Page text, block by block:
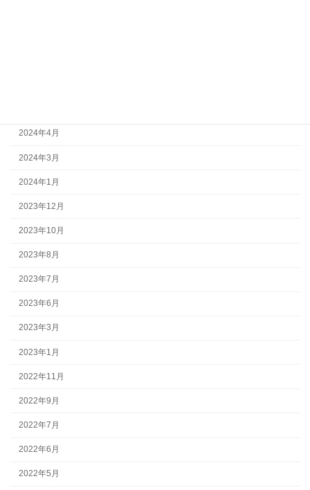
2024年4月
2024年3月
2024年1月
2023年12月
2023年10月
2023年8月
2023年7月
2023年6月
2023年3月
2023年1月
2022年11月
2022年9月
2022年7月
2022年6月
2022年5月